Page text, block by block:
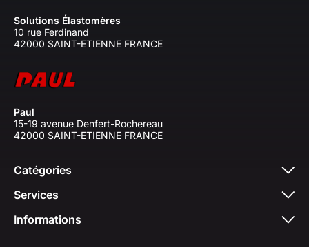
Solutions Élastomères
10 rue Ferdinand
42000 SAINT-ETIENNE FRANCE
Paul
15-19 avenue Denfert-Rochereau
42000 SAINT-ETIENNE FRANCE
Catégories
Services
Informations